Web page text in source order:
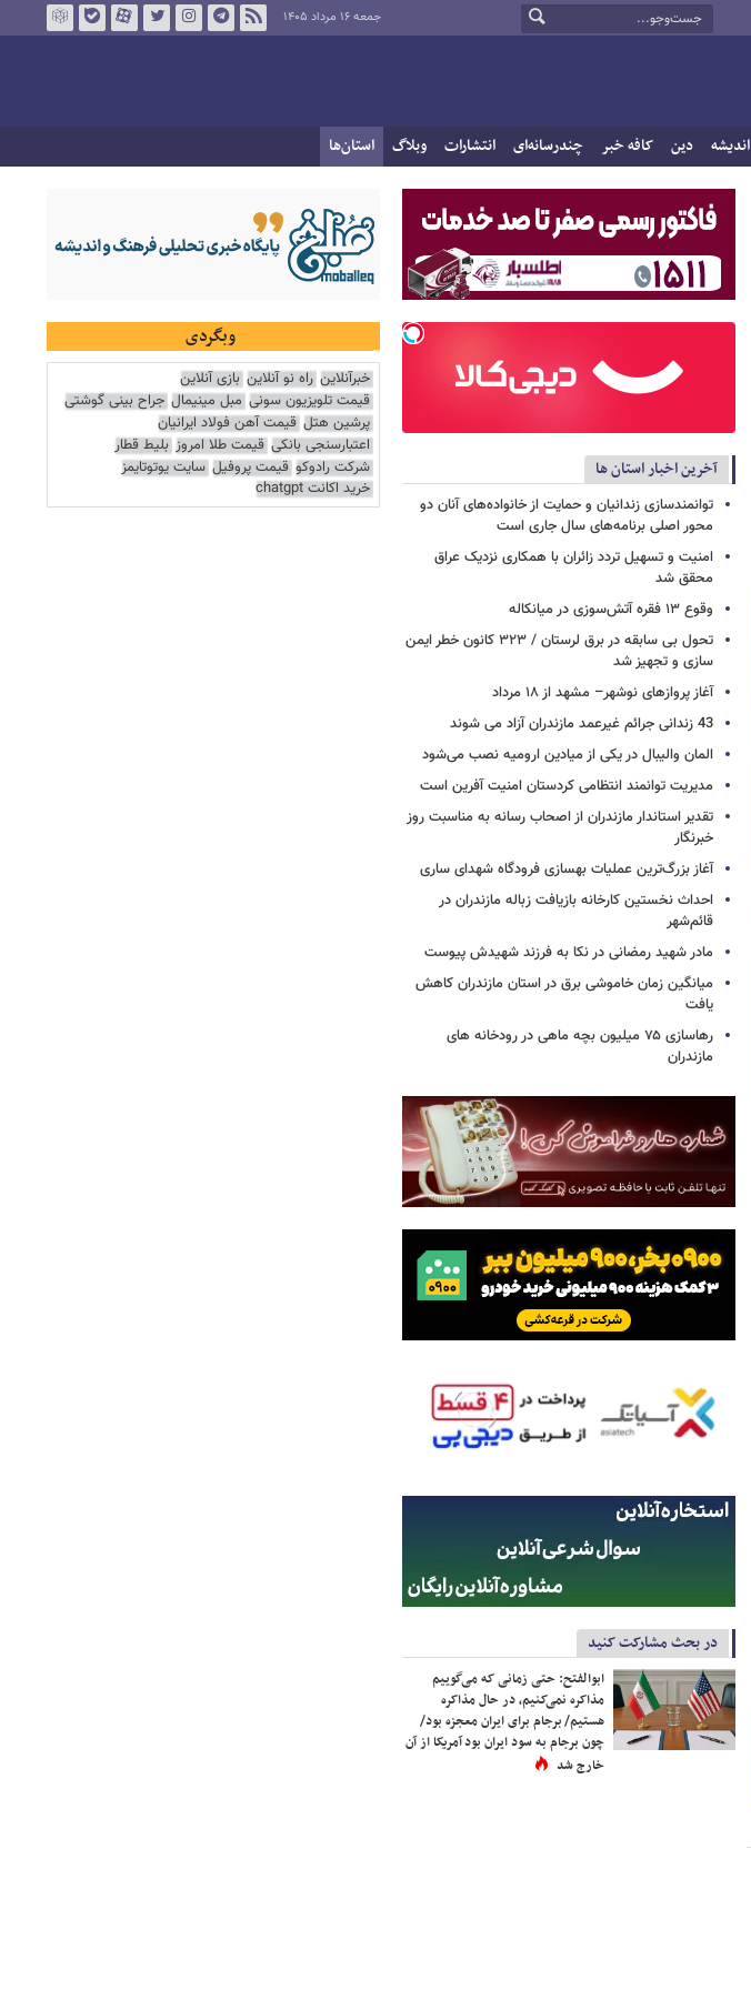
جمعه ۱۶ مرداد ۱۴۰۵
اندیشه دین کافه خبر چندرسانه‌ای انتشارات وبلاگ استان‌ها
آخرین اخبار استان ها
توانمندسازی زندانیان و حمایت از خانواده‌های آنان دو
محور اصلی برنامه‌های سال جاری است
امنیت و تسهیل تردد زائران با همکاری نزدیک عراق
محقق شد
وقوع ۱۳ فقره آتش‌سوزی در میانکاله
تحول بی سابقه در برق لرستان / ۳۲۳ کانون خطر ایمن
سازی و تجهیز شد
آغاز پروازهای نوشهر– مشهد از ۱۸ مرداد
43 زندانی جرائم غیرعمد مازندران آزاد می شوند
المان والیبال در یکی از میادین ارومیه نصب می‌شود
مدیریت توانمند انتظامی کردستان امنیت آفرین است
تقدیر استاندار مازندران از اصحاب رسانه به مناسبت روز
خبرنگار
آغاز بزرگ‌ترین عملیات بهسازی فرودگاه شهدای ساری
احداث نخستین کارخانه بازیافت زباله مازندران در
قائم‌شهر
مادر شهید رمضانی در نکا به فرزند شهیدش پیوست
میانگین زمان خاموشی برق در استان مازندران کاهش
یافت
رهاسازی ۷۵ میلیون بچه ماهی در رودخانه های
مازندران
در بحث مشارکت کنید
ابوالفتح: حتی زمانی که می‌گوییم
مذاکره نمی‌کنیم، در حال مذاکره
هستیم/ برجام برای ایران معجزه بود/
چون برجام به سود ایران بود آمریکا از آن
خارج شد
وبگردی
خبرآنلاین راه نو آنلاین بازی آنلاین
قیمت تلویزیون سونی مبل مینیمال جراح بینی گوشتی
پرشین هتل قیمت آهن فولاد ایرانیان
اعتبارسنجی بانکی قیمت طلا امروز بلیط قطار
شرکت رادوکو قیمت پروفیل سایت یوتوتایمز
خرید اکانت chatgpt